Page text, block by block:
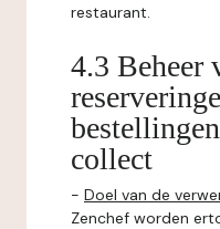
restaurant.
4.3 Beheer
collect
- Doel van de
Zenchef worden